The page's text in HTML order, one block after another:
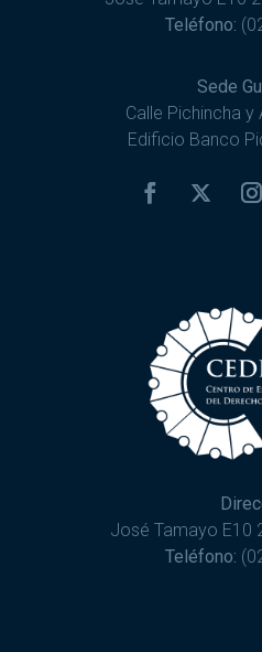
Teléfono:
Sede
Calle Pichincha y
Edificio Banco
José Tamayo E10
Teléfono: